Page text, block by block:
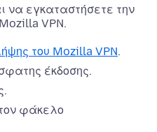
να εγκαταστήσετε την
VPN.
του Mozilla VPN.
έκδοσης.
φάκελο